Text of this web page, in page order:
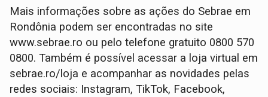
Mais informações sobre as ações do Sebrae em
Rondônia podem ser encontradas no site
www.sebrae.ro ou pelo telefone gratuito 0800 570
0800. Também é possível acessar a loja virtual em
sebrae.ro/loja e acompanhar as novidades pelas
redes sociais: Instagram, TikTok, Facebook,